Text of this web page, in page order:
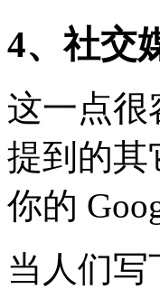
4、社交
这一点很
提到的其
你的
当人们写